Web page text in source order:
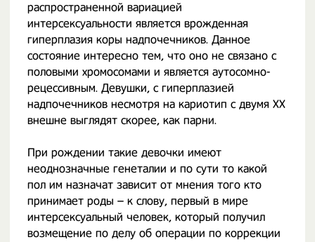
распространенной вариацией
интерсексуальности является врожденная
гиперплазия коры надпочечников. Данное
состояние интересно тем, что оно не связано с
половыми хромосомами и является аутосомно-
рецессивным. Девушки, с гиперплазией
надпочечников несмотря на кариотип с двумя XX
внешне выглядят скорее, как парни.
При рождении такие девочки имеют
неоднозначные генеталии и по сути то какой
пол им назначат зависит от мнения того кто
принимает роды – к слову, первый в мире
интерсексуальный человек, который получил
возмещение по делу об операции по коррекции